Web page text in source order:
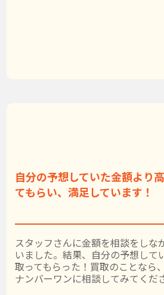
自分の予想していた金額より
てもらい、満足しています！
スタッフさんに金額を相談をしな
いました。結果、自分の予想して
取ってもらった！買取のことなら
ナンバーワンに相談してみてくだ